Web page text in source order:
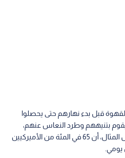
قبل بدء نهارهم حتى يحصلوا
بتنيههم وطرد النعاس عنهم،
وتكشف التقديرات، على سبيل المثال، أن 65 في المئة من الأميركيين
يومي.